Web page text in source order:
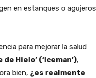
en estanques o agujeros
para mejorar la salud
de Hielo’ (‘Iceman’),
bien, ¿es realmente